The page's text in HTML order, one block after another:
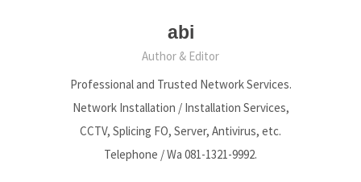
abi
Author & Editor
Professional and Trusted Network Services.
Network Installation / Installation Services,
CCTV, Splicing FO, Server, Antivirus, etc.
Telephone / Wa 081-1321-9992.